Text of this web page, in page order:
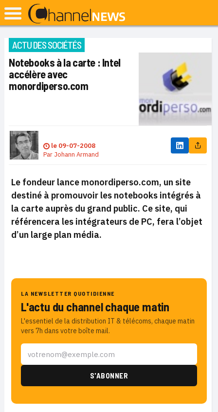
ACTU DES SOCIÉTÉS
Notebooks à la carte : Intel
accélère avec
monordiperso.com
le 09-07-2008
Par Johann Armand
Le fondeur lance monordiperso.com, un site
destiné à promouvoir les notebooks intégrés à
la carte auprès du grand public. Ce site, qui
référencera les intégrateurs de PC, fera l’objet
d’un large plan média.
LA NEWSLETTER QUOTIDIENNE
L'actu du channel chaque matin
L'essentiel de la distribution IT & télécoms, chaque matin
vers 7h dans votre boîte mail.